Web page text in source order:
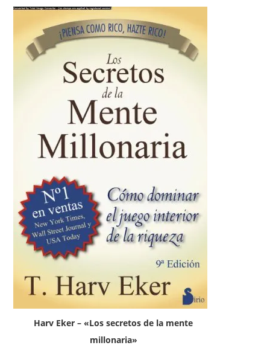
Harv Eker – «Los secretos de la mente
millonaria»